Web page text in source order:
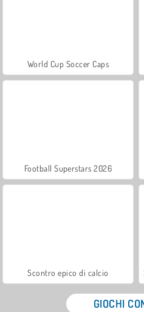
World Cup Soccer Caps
Football Superstars 2026
Scontro epico di calcio
GIOCHI